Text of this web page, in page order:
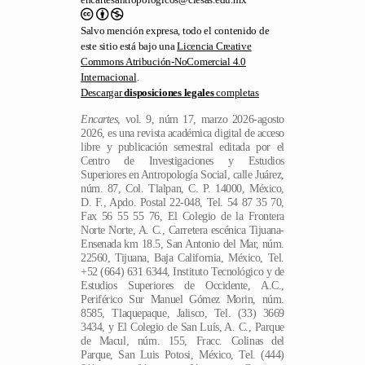
Salvo mención expresa, todo el contenido de
este sitio está bajo unaLicencia Creative
Commons Atribución-NoComercial 4.0
Internacional.
Descargardisposiciones legalescompletas
Encartes, vol. 9, núm 17, marzo 2026-agosto
2026, es una revista académica digital de acceso
libre y publicación semestral editada por el
Centro de Investigaciones y Estudios
Superiores en Antropología Social, calle Juárez,
núm. 87, Col. Tlalpan, C. P. 14000, México,
D. F., Apdo. Postal 22-048, Tel. 54 87 35 70,
Fax 56 55 55 76, El Colegio de la Frontera
Norte Norte, A. C., Carretera escénica Tijuana-
Ensenada km 18.5, San Antonio del Mar, núm.
22560, Tijuana, Baja California, México, Tel.
+52 (664) 631 6344, Instituto Tecnológico y de
Estudios Superiores de Occidente, A.C.,
Periférico Sur Manuel Gómez Morin, núm.
8585, Tlaquepaque, Jalisco, Tel. (33) 3669
3434, y El Colegio de San Luís, A. C., Parque
de Macul, núm. 155, Fracc. Colinas del
Parque, San Luis Potosi, México, Tel. (444)